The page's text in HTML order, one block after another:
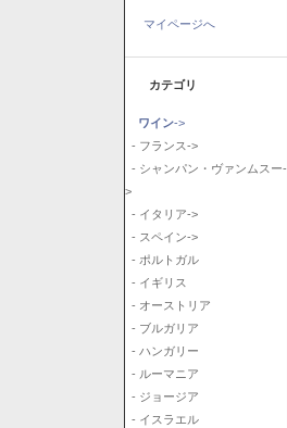
マイページへ
カテゴリ
ワイン->
- フランス->
- シャンパン・ヴァンムスー-
>
- イタリア->
- スペイン->
- ポルトガル
- イギリス
- オーストリア
- ブルガリア
- ハンガリー
- ルーマニア
- ジョージア
- イスラエル